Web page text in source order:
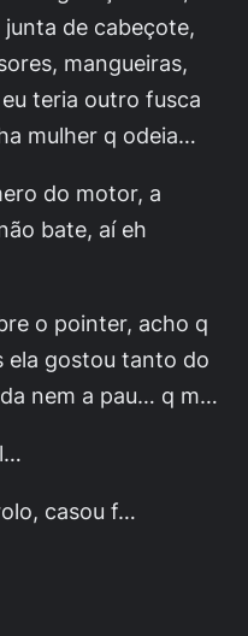
de cabeçote,
mangueiras,
teria outro fusca
mulher q odeia…
do motor, a
bate, aí eh
o pointer, acho q
ela gostou tanto do
nem a pau… q m…
casou f…